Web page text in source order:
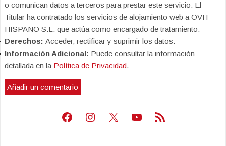
o comunican datos a terceros para prestar este servicio. El
Titular ha contratado los servicios de alojamiento web a OVH
HISPANO S.L. que actúa como encargado de tratamiento.
Derechos: Acceder, rectificar y suprimir los datos.
Información Adicional: Puede consultar la información
detallada en la Política de Privacidad.
Facebook
Instagram
X Youtube
Feed RSS